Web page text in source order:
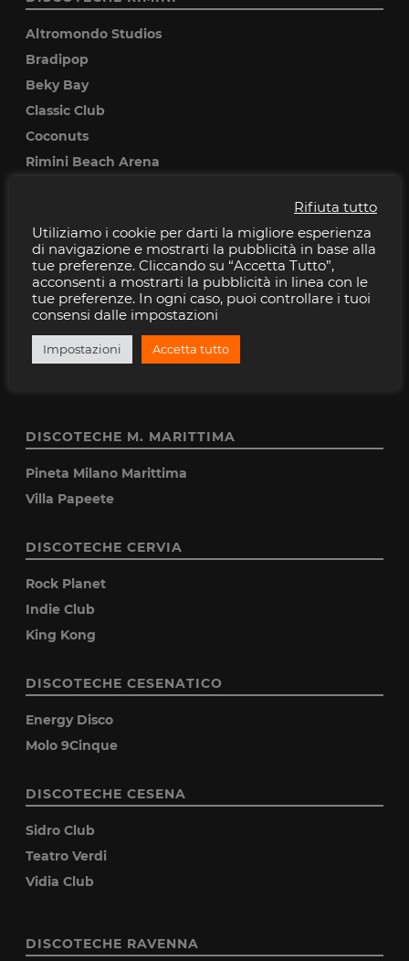
Altromondo Studios
Bradipop
Beky Bay
Classic Club
Coconuts
Rimini Beach Arena
Baia Imperiale
Cocoricò
Pascia
Peter pan
Villa delle Rose
DISCOTECHE M. MARITTIMA
Pineta Milano Marittima
Villa Papeete
DISCOTECHE CERVIA
Rock Planet
Indie Club
King Kong
DISCOTECHE CESENATICO
Energy Disco
Molo 9Cinque
DISCOTECHE CESENA
Sidro Club
Teatro Verdi
Vidia Club
DISCOTECHE RAVENNA
Rifiuta tutto
Utiliziamo i cookie per darti la migliore esperienza
di navigazione e mostrarti la pubblicità in base alla
tue preferenze. Cliccando su “Accetta Tutto”,
acconsenti a mostrarti la pubblicità in linea con le
tue preferenze. In ogni caso, puoi controllare i tuoi
consensi dalle impostazioni
Impostazioni Accetta tutto